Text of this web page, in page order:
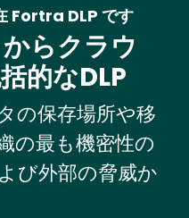
Fortra DLP です
らクラウ
的なDLP
の保存場所や移
の最も機密性の
び外部の脅威か